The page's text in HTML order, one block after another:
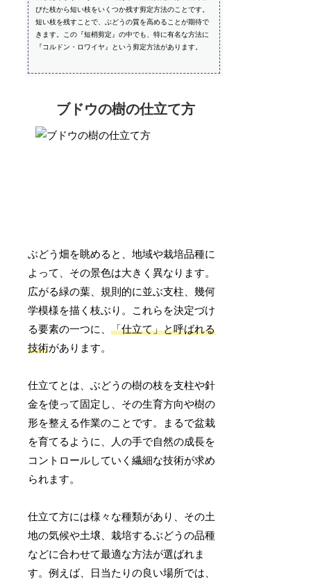
びた枝から短い枝をいくつか残す剪定方法のことです。
短い枝を残すことで、ぶどうの質を高めることが期待で
きます。この『短梢剪定』の中でも、特に有名な方法に
『コルドン・ロワイヤ』という剪定方法があります。
ブドウの樹の仕立て方
ぶどう畑を眺めると、地域や栽培品種に
よって、その景色は大きく異なります。
広がる緑の葉、規則的に並ぶ支柱、幾何
学模様を描く枝ぶり。これらを決定づけ
る要素の一つに、「仕立て」と呼ばれる
技術があります。
仕立てとは、ぶどうの樹の枝を支柱や針
金を使って固定し、その生育方向や樹の
形を整える作業のことです。まるで盆栽
を育てるように、人の手で自然の成長を
コントロールしていく繊細な技術が求め
られます。
仕立て方には様々な種類があり、その土
地の気候や土壌、栽培するぶどうの品種
などに合わせて最適な方法が選ばれま
す。例えば、日当たりの良い場所では、